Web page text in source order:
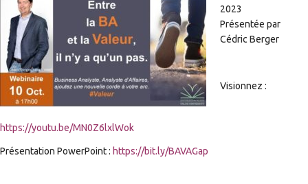
2023
Présentée par
Cédric Berger
Visionnez :
https://youtu.be/MN0Z6lxlWok
Présentation PowerPoint : https://bit.ly/BAVAGap